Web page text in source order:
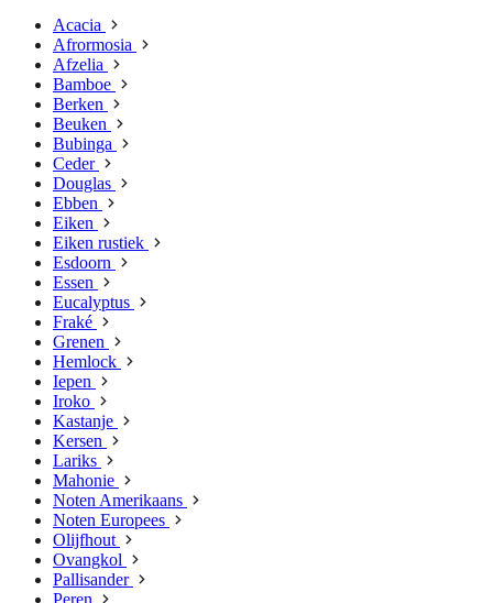
Acacia
Afrormosia
Afzelia
Bamboe
Berken
Beuken
Bubinga
Ceder
Douglas
Ebben
Eiken
Eiken rustiek
Esdoorn
Essen
Eucalyptus
Fraké
Grenen
Hemlock
Iepen
Iroko
Kastanje
Kersen
Lariks
Mahonie
Noten Amerikaans
Noten Europees
Olijfhout
Ovangkol
Pallisander
Peren